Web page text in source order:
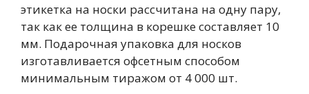
этикетка на носки рассчитана на одну пару,
так как ее толщина в корешке составляет 10
мм. Подарочная упаковка для носков
изготавливается офсетным способом
минимальным тиражом от 4 000 шт.